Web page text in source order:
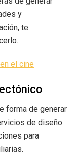
y
te
el cine
forma de generar
de diseño
para